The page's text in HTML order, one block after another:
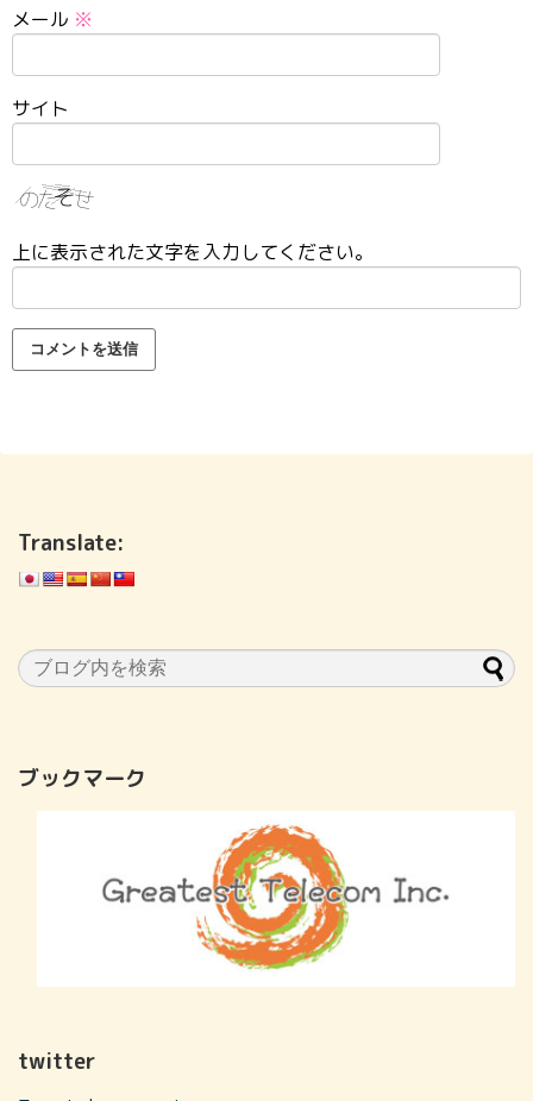
メール ※
サイト
上に表示された文字を入力してください。
Translate:
ブックマーク
twitter